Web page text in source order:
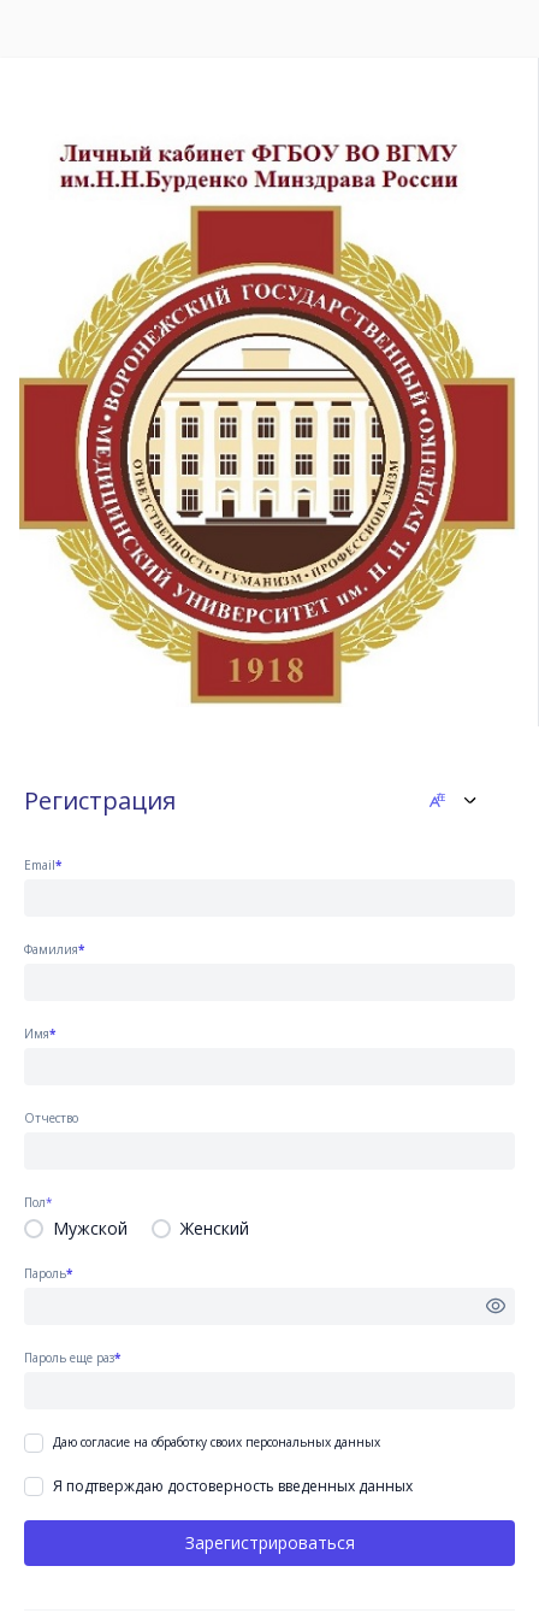
Регистрация
Email*
Фамилия*
Имя*
Отчество
Пол*
Мужской Женский
Пароль*
Пароль еще раз*
Даю согласие на обработку своих персональных данных
Я подтверждаю достоверность введенных данных
Зарегистрироваться